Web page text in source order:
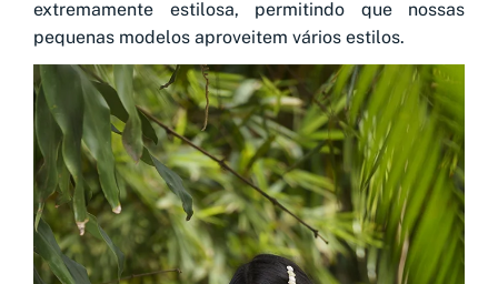
extremamente estilosa, permitindo que nossas
pequenas modelos aproveitem vários estilos.